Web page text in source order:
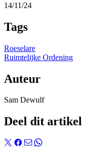
14/11/24
Tags
Roeselare
Ruimtelijke Ordening
Auteur
Sam Dewulf
Deel dit artikel